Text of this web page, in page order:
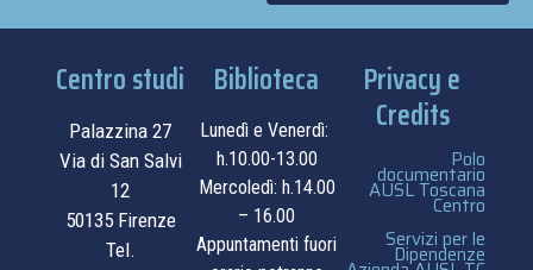
Centro studi
Palazzina 27
Via di San Salvi
12
50135 Firenze
Tel.
Biblioteca
Lunedì e Venerdì:
h.10.00-13.00
Mercoledì: h.14.00
– 16.00
Appuntamenti fuori
Privacy e
Credits
Polo
documentario
AUSL Toscana
Centro
Servizi per le
Dipendenze